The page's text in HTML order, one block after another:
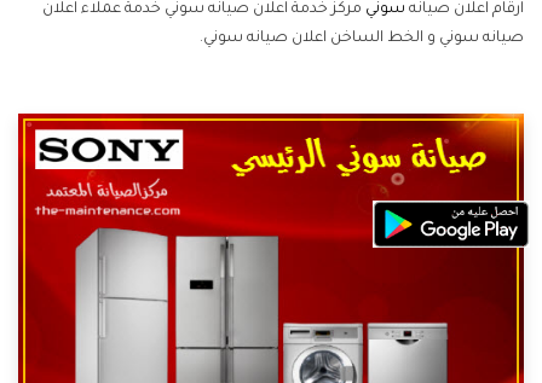
ارقام اعلان صيانه سوني مركز خدمة اعلان صيانه سوني خدمة عملاء اعلان
صيانه سوني و الخط الساخن اعلان صيانه سوني.